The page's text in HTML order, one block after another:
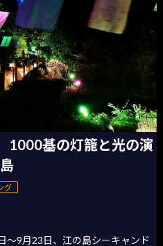
1000基の灯籠と光の演
グ
〜9月23日、江の島シーキャンド